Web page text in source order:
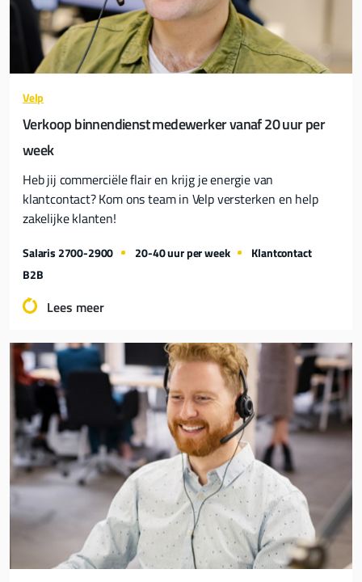
Velp
Verkoop binnendienst medewerker vanaf 20 uur per
week
Heb jij commerciële flair en krijg je energie van
klantcontact? Kom ons team in Velp versterken en help
zakelijke klanten!
Salaris 2700-2900 20-40 uur per week
Klantcontact
B2B
Lees meer